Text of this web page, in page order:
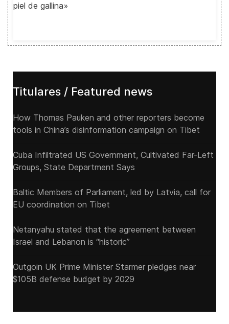
piel de gallina»
Titulares / Featured news
How Thomas Pauken and other reporters become
tools in China’s disinformation campaign on Tibet
Cuba Infiltrated US Government, Cultivated Far-Left
Groups, State Department Says
Baltic Members of Parliament, led by Latvia, call for
EU coordination on Tibet
Netanyahu stated that the agreement between
Israel and Lebanon is “historic”
Outgoin UK Prime Minister Starmer pledges near
$105B defense budget by 2029